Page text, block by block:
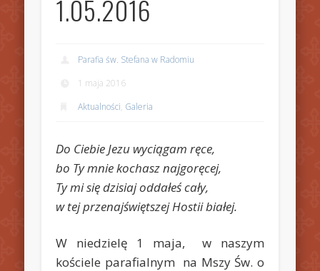
1.05.2016
Parafia św. Stefana w Radomiu
1 maja 2016
Aktualności, Galeria
Do Ciebie Jezu wyciągam ręce,
bo Ty mnie kochasz najgoręcej,
Ty mi się dzisiaj oddałeś cały,
w tej przenajświętszej Hostii białej.
W niedzielę 1 maja, w naszym
kościele parafialnym na Mszy Św. o